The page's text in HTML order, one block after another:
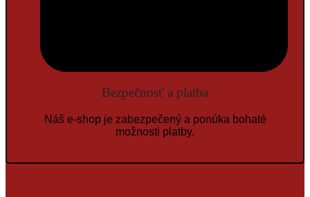
Bezpečnosť a platba
Náš e-shop je zabezpečený a ponúka bohaté
možnosti platby.